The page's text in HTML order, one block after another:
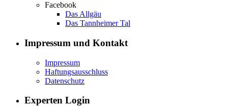
Facebook
Das Allgäu
Das Tannheimer Tal
Impressum und Kontakt
Impressum
Haftungsausschluss
Datenschutz
Experten Login